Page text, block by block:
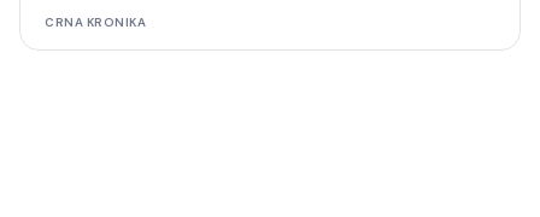
CRNA KRONIKA